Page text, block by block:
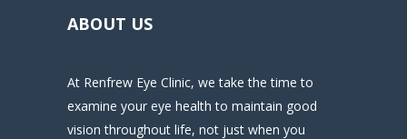
ABOUT US
At Renfrew Eye Clinic, we take the time to
examine your eye health to maintain good
vision throughout life, not just when you